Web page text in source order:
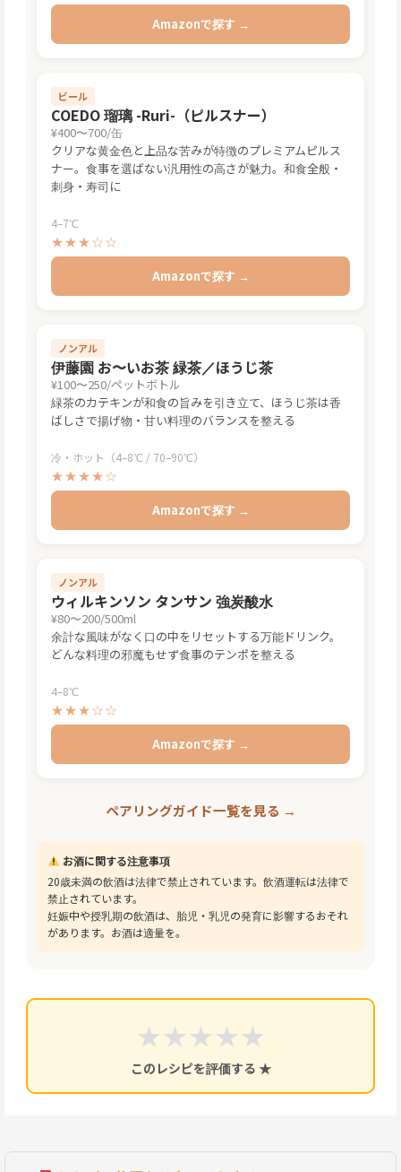
Amazonで探す →
ビール
COEDO 瑠璃 -Ruri-（ピルスナー）
¥400〜700/缶
クリアな黄金色と上品な苦みが特徴のプレミアムピルス
ナー。食事を選ばない汎用性の高さが魅力。和食全般・
刺身・寿司に
4–7℃
★★★☆☆
Amazonで探す →
ノンアル
伊藤園 お〜いお茶 緑茶／ほうじ茶
¥100〜250/ペットボトル
緑茶のカテキンが和食の旨みを引き立て、ほうじ茶は香
ばしさで揚げ物・甘い料理のバランスを整える
冷・ホット（4–8℃ / 70–90℃）
★★★★☆
Amazonで探す →
ノンアル
ウィルキンソン タンサン 強炭酸水
¥80〜200/500ml
余計な風味がなく口の中をリセットする万能ドリンク。
どんな料理の邪魔もせず食事のテンポを整える
4–8℃
★★★☆☆
Amazonで探す →
ペアリングガイド一覧を見る →
お酒に関する注意事項
20歳未満の飲酒は法律で禁止されています。飲酒運転は法律で
禁止されています。
妊娠中や授乳期の飲酒は、胎児・乳児の発育に影響するおそれ
があります。お酒は適量を。
★
★
★
★
★
このレシピを評価する ★